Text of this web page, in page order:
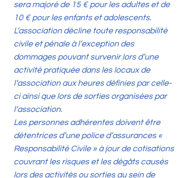
sera majoré de 15 € pour les adultes et de
10 € pour les enfants et adolescents.
L’association décline toute responsabilité
civile et pénale à l’exception des
dommages pouvant survenir lors d’une
activité pratiquée dans les locaux de
l’association aux heures définies par celle-
ci ainsi que lors de sorties organisées par
l’association.
Les personnes adhérentes doivent être
détentrices d’une police d’assurances «
Responsabilité Civile » à jour de cotisations
couvrant les risques et les dégâts causés
lors des activités ou sorties au sein de